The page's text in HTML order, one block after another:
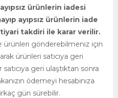
ürünlerin iadesi
ayıpsız ürünlerin iade
takdiri ile karar verilir.
ürünleri gönderebilmeniz için
ürünleri satıcıya geri
geri ulaştıktan sonra
ödemeyi hesabınıza
gün sürebilir.